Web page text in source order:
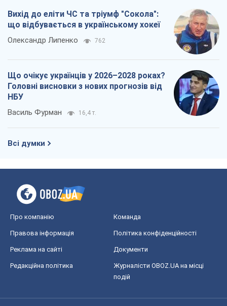
Вихід до еліти ЧС та тріумф "Сокола":
що відбувається в українському хокеї
Олександр Липенко 762
Що очікує українців у 2026–2028 роках?
Головні висновки з нових прогнозів від
НБУ
Василь Фурман 16,4 т.
Всі думки
Про компанію Команда
Правова інформація Політика конфіденційності
Реклама на сайті Документи
Редакційна політика
Журналісти OBOZ.UA на місці
подій